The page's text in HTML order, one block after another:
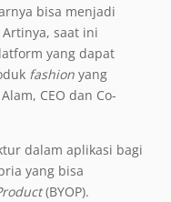
bisa menjadi
Artinya, saat ini
yang dapat
fashion yang
CEO dan Co-
dalam aplikasi bagi
yang bisa
(BYOP).